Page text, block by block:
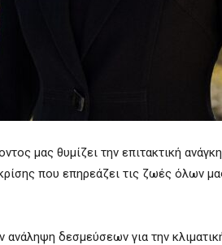
μας θυμίζει την επιτακτική
που επηρεάζει τις ζωές όλων
δεσμεύσεων για την